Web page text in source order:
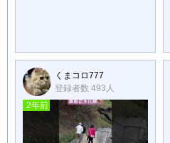
くまコロ777
登録者数 493人
2年前